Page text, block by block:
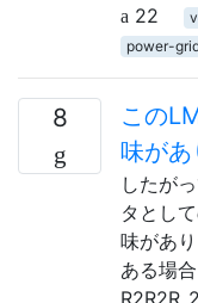
22
power-
8
この
味があ
したが
タとし
味があ
ある場